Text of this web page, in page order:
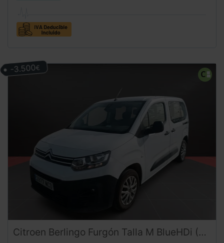
Citroen Berlingo Furgón Talla M BlueHDi (2022) | Eficiencia y Agilidad Urbana | Desde 260 € al mes
-3.500€